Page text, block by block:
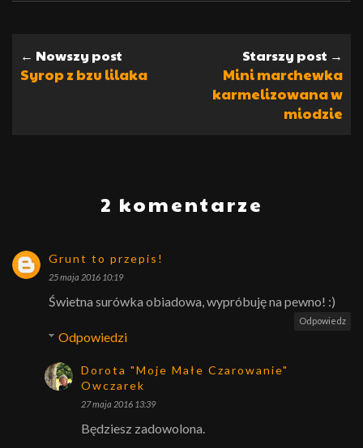
← Nowszy post
Syrop z bzu lilaka
Starszy post →
Mini marchewka
karmelizowana w
miodzie
2 komentarze
Grunt to przepis!
25 maja 2016 10:19
Świetna surówka obiadowa, wypróbuję na pewno! :)
Odpowiedz
Odpowiedzi
Dorota "Moje Małe Czarowanie"
Owczarek
27 maja 2016 13:39
Będziesz zadowolona.